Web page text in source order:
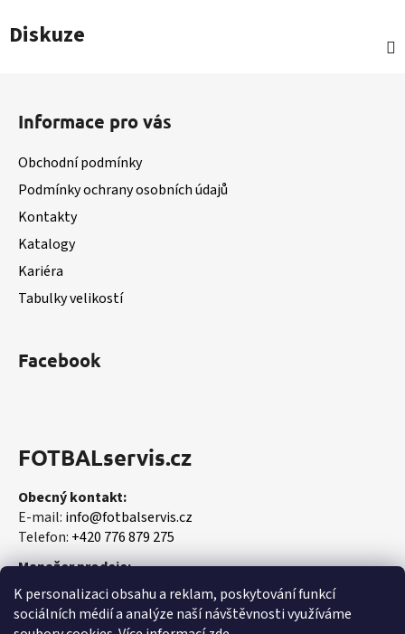
K personalizaci obsahu a reklam, poskytování funkcí
sociálních médií a analýze naší návštěvnosti využíváme
Diskuze
Informace pro vás
Obchodní podmínky
Podmínky ochrany osobních údajů
Kontakty
Katalogy
Kariéra
Tabulky velikostí
Facebook
FOTBALservis.cz
Obecný kontakt:
E-mail: info@fotbalservis.cz
Telefon: +420 776 879 275
Manažer prodeje:
Martin Vališ
Mobil:+420 606 657 244